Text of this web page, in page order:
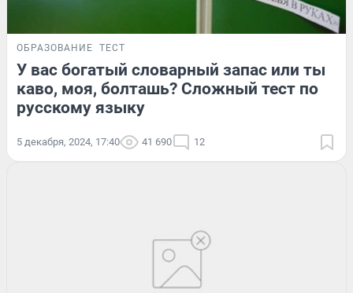
ОБРАЗОВАНИЕ ТЕСТ
У вас богатый словарный запас или ты
каво, моя, болташь? Сложный тест по
русскому языку
5 декабря, 2024, 17:40 41 690 12